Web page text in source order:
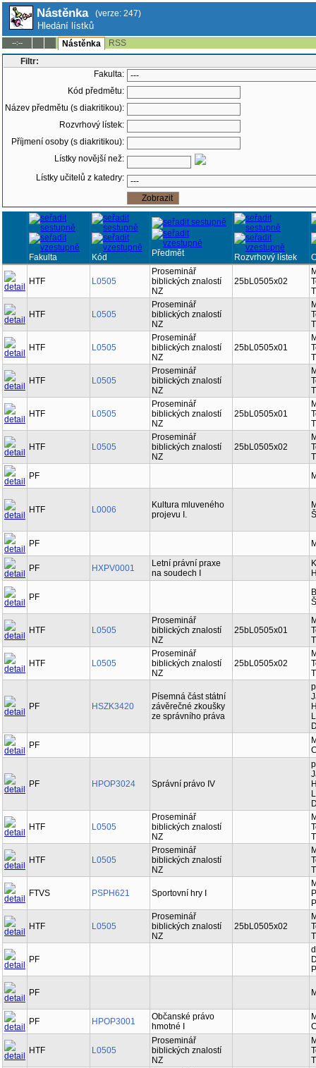
Nástěnka (verze: 247)
Hledání lístků
--:-- Nástěnka
RSS
Filtr:
Fakulta:
Kód předmětu:
Název předmětu (s diakritikou):
Rozvrhový lístek:
Příjmení osoby (s diakritikou):
Lístky novější než:
Lístky učitelů z katedry:
Fakulta Kód Předmět Rozvrhový lístek
HTF L0505
Proseminář
biblických znalostí
NZ
25bL0505x02
HTF L0505
Proseminář
biblických znalostí
NZ
HTF L0505
Proseminář
biblických znalostí
NZ
25bL0505x01
HTF L0505
Proseminář
biblických znalostí
NZ
HTF L0505
Proseminář
biblických znalostí
NZ
25bL0505x01
HTF L0505
Proseminář
biblických znalostí
NZ
25bL0505x02
PF
HTF L0006
Kultura mluveného
projevu I.
PF
PF HXPV0001
Letní právní praxe
na soudech I
PF
HTF L0505
Proseminář
biblických znalostí
NZ
25bL0505x01
HTF L0505
Proseminář
biblických znalostí
NZ
25bL0505x02
PF HSZK3420
Písemná část státní
závěrečné zkoušky
ze správního práva
PF
PF HPOP3024 Správní právo IV
HTF L0505
Proseminář
biblických znalostí
NZ
HTF L0505
Proseminář
biblických znalostí
NZ
FTVS PSPH621 Sportovní hry I
HTF L0505
Proseminář
biblických znalostí
NZ
25bL0505x02
PF
PF
PF HPOP3001
Občanské právo
hmotné I
HTF L0505
Proseminář
biblických znalostí
NZ